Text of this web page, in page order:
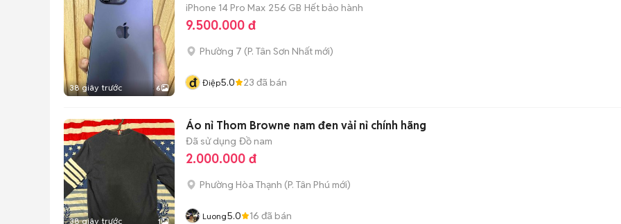
38 giây trước 6
iPhone 14 Pro Max 256 GB Hết bảo hành
9.500.000 đ
Phường 7 (P. Tân Sơn Nhất mới)
đ Điệp5.0 23 đã bán
38 giây trước 1
Áo nỉ Thom Browne nam đen vải nỉ chính hãng
Đã sử dụng Đồ nam
2.000.000 đ
Phường Hòa Thạnh (P. Tân Phú mới)
Luong5.0 16 đã bán